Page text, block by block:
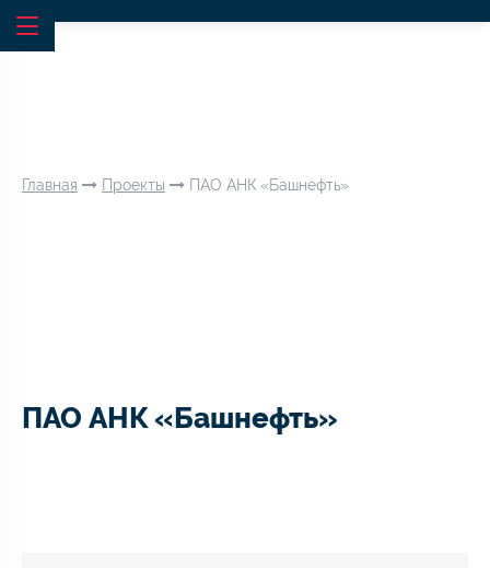
Главная Проекты ПАО АНК «Башнефть»
ПАО АНК «Башнефть»